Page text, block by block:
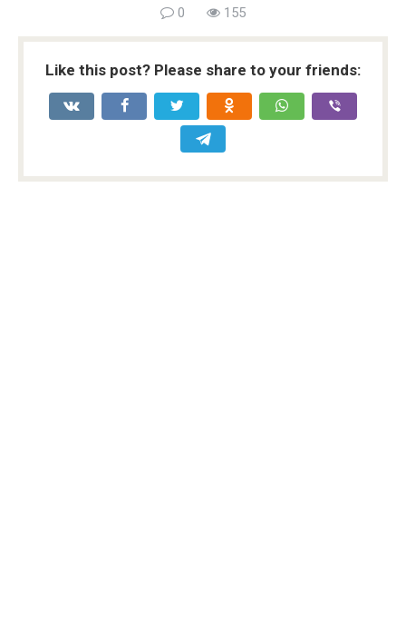
0 155
Like this post? Please share to your friends: